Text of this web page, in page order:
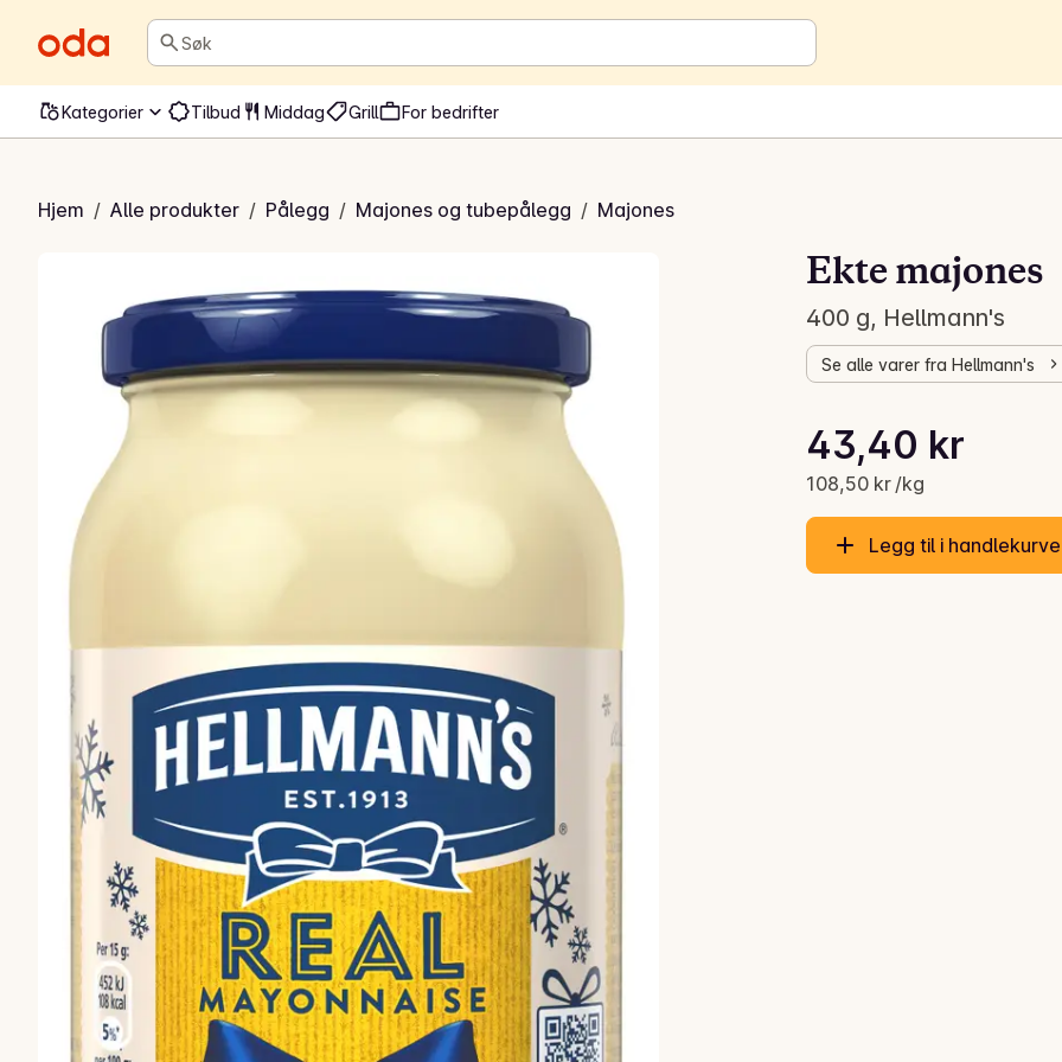
Søk
Kategorier Tilbud Middag Grill For bedrifter
Hjem / Alle produkter / Pålegg / Majones og tubepålegg / Majones
majones
Ekte majones
400 g, Hellmann's
Se alle varer fra Hellmann's
Gjeldende pris er: 43,40 kr
43,40 kr
108,50 kr /kg
Stykkpris: 108,50 kr /kg
Legg til i